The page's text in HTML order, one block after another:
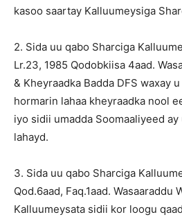
kasoo saartay Kalluumeysiga
2. Sida uu qabo Sharciga
Lr.23, 1985 Qodobkiisa 4aad.
& Kheyraadka Badda DFS waxay
hormarin lahaa kheyraadka nool
iyo sidii umadda Soomaaliyeed ay
lahayd.
3. Sida uu qabo Sharciga
Qod.6aad, Faq.1aad. Wasaaraddu
Kalluumeysata sidii kor loogu